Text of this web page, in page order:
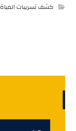
كشف تسريبات المياة